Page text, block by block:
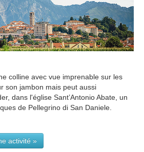
colline avec vue imprenable sur les
son jambon mais peut aussi
dans l'église Sant’Antonio Abate, un
de Pellegrino di San Daniele.
activité »